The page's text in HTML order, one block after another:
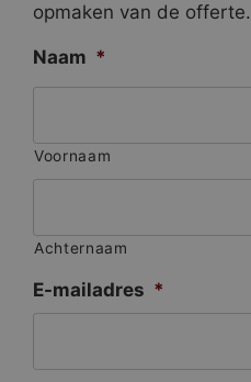
opmaken van de offerte.
Naam *
Voornaam
Achternaam
E-mailadres *